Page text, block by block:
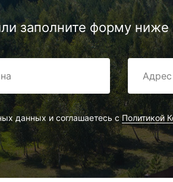
заполните форму ниже
данных и соглашаетесь сПолитикой